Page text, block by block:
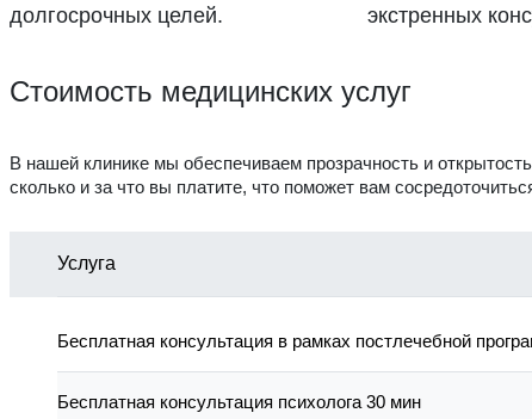
долгосрочных целей.
экстренных
Стоимость медицинских услуг
В нашей клинике мы обеспечиваем прозрачность и
сколько и за что вы платите, что поможет вам
Услуга
Бесплатная консультация в рамках постлечебной
Бесплатная консультация психолога 30 мин